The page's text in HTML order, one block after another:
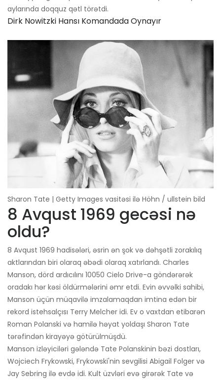
aylarında doqquz qətl törətdi.
Dirk Nowitzki Hansı Komandada Oynayır
Sharon Tate | Getty Images vasitəsi ilə Höhn / ullstein bild
8 Avqust 1969 gecəsi nə
oldu?
8 Avqust 1969 hadisələri, əsrin ən şok və dəhşətli zorakılıq
aktlarından biri olaraq əbədi olaraq xatırlandı. Charles
Manson, dörd ardıcılını 10050 Cielo Drive-a göndərərək
oradakı hər kəsi öldürmələrini əmr etdi. Evin əvvəlki sahibi,
Manson üçün müqavilə imzalamaqdan imtina edən bir
rekord istehsalçısı Terry Melcher idi. Ev o vaxtdan etibarən
Roman Polanski və hamilə həyat yoldaşı Sharon Tate
tərəfindən kirayəyə götürülmüşdü.
Manson izləyiciləri gələndə Tate Polanskinin bəzi dostları,
Wojciech Frykowski, Frykowski'nin sevgilisi Abigail Folger və
Jay Sebring ilə evdə idi. Kult üzvləri evə girərək Tate və